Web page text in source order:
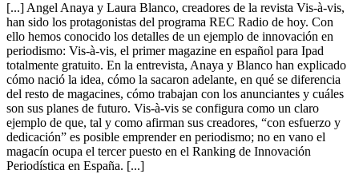
[...] Angel Anaya y Laura Blanco, creadores de la revista Vis-à-vis,
han sido los protagonistas del programa REC Radio de hoy. Con
ello hemos conocido los detalles de un ejemplo de innovación en
periodismo: Vis-à-vis, el primer magazine en español para Ipad
totalmente gratuito. En la entrevista, Anaya y Blanco han explicado
cómo nació la idea, cómo la sacaron adelante, en qué se diferencia
del resto de magacines, cómo trabajan con los anunciantes y cuáles
son sus planes de futuro. Vis-à-vis se configura como un claro
ejemplo de que, tal y como afirman sus creadores, “con esfuerzo y
dedicación” es posible emprender en periodismo; no en vano el
magacín ocupa el tercer puesto en el Ranking de Innovación
Periodística en España. [...]